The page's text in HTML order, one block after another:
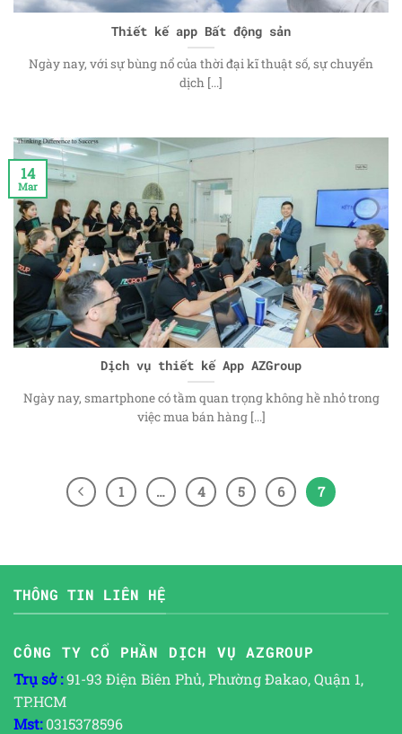
Thiết kế app Bất động sản
Ngày nay, với sự bùng nổ của thời đại kĩ thuật số, sự chuyển
dịch [...]
Dịch vụ thiết kế App AZGroup
Ngày nay, smartphone có tầm quan trọng không hề nhỏ trong
việc mua bán hàng [...]
14
Mar
1 … 4 5 6 7
THÔNG TIN LIÊN HỆ
CÔNG TY CỔ PHẦN DỊCH VỤ AZGROUP
Trụ sở :91-93 Điện Biên Phủ, Phường Đakao, Quận 1,
TP.HCM
Mst:0315378596